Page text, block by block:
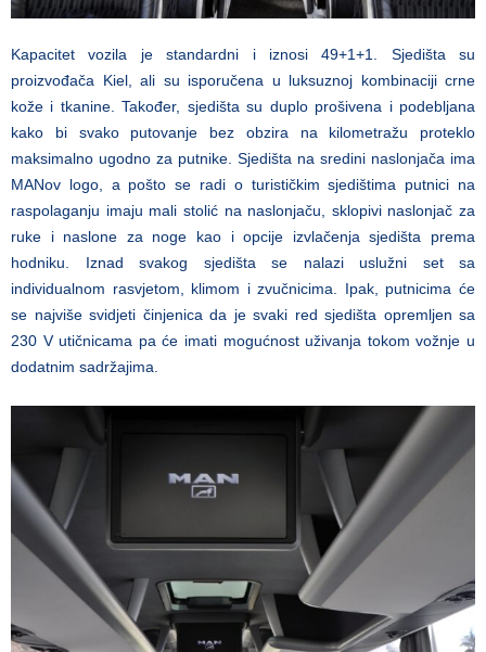
Kapacitet vozila je standardni i iznosi 49+1+1. Sjedišta su
proizvođača Kiel, ali su isporučena u luksuznoj kombinaciji crne
kože i tkanine. Također, sjedišta su duplo prošivena i podebljana
kako bi svako putovanje bez obzira na kilometražu proteklo
maksimalno ugodno za putnike. Sjedišta na sredini naslonjača ima
MANov logo, a pošto se radi o turističkim sjedištima putnici na
raspolaganju imaju mali stolić na naslonjaču, sklopivi naslonjač za
ruke i naslone za noge kao i opcije izvlačenja sjedišta prema
hodniku. Iznad svakog sjedišta se nalazi uslužni set sa
individualnom rasvjetom, klimom i zvučnicima. Ipak, putnicima će
se najviše svidjeti činjenica da je svaki red sjedišta opremljen sa
230 V utičnicama pa će imati mogućnost uživanja tokom vožnje u
dodatnim sadržajima.